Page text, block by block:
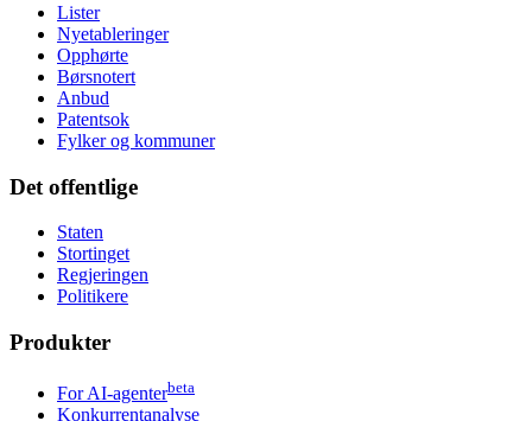
Lister
Nyetableringer
Opphørte
Børsnotert
Anbud
Patentsok
Fylker og kommuner
Det offentlige
Staten
Stortinget
Regjeringen
Politikere
Produkter
For AI-agenterbeta
Konkurrentanalyse